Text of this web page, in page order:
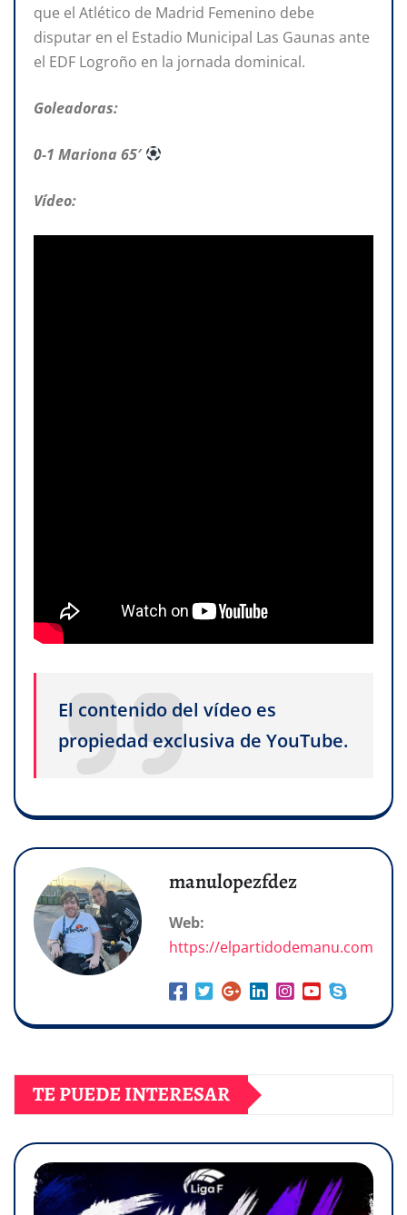
que el Atlético de Madrid Femenino debe
disputar en el Estadio Municipal Las Gaunas ante
el EDF Logroño en la jornada dominical.
Goleadoras:
0-1 Mariona 65′
Vídeo:
El contenido del vídeo es
propiedad exclusiva de YouTube.
manulopezfdez
Web:
https://elpartidodemanu.com
TE PUEDE INTERESAR